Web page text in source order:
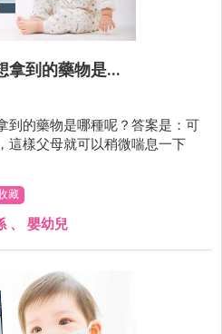
拿到的藥物是...
到的藥物是哪種呢？答案是：可
這樣父母就可以稍微喘息一下
藏
、 嬰幼兒